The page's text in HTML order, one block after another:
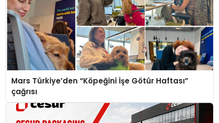
Mars Türkiye’den “Köpeğini İşe Götür Haftası”
çağrısı